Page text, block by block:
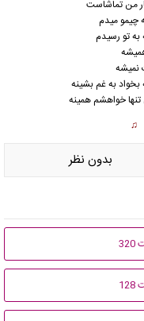
من تماشاست
چیمو میدم
تو رسیدم
به غم بشینه
خواهشم همینه
♫
بدون نظر